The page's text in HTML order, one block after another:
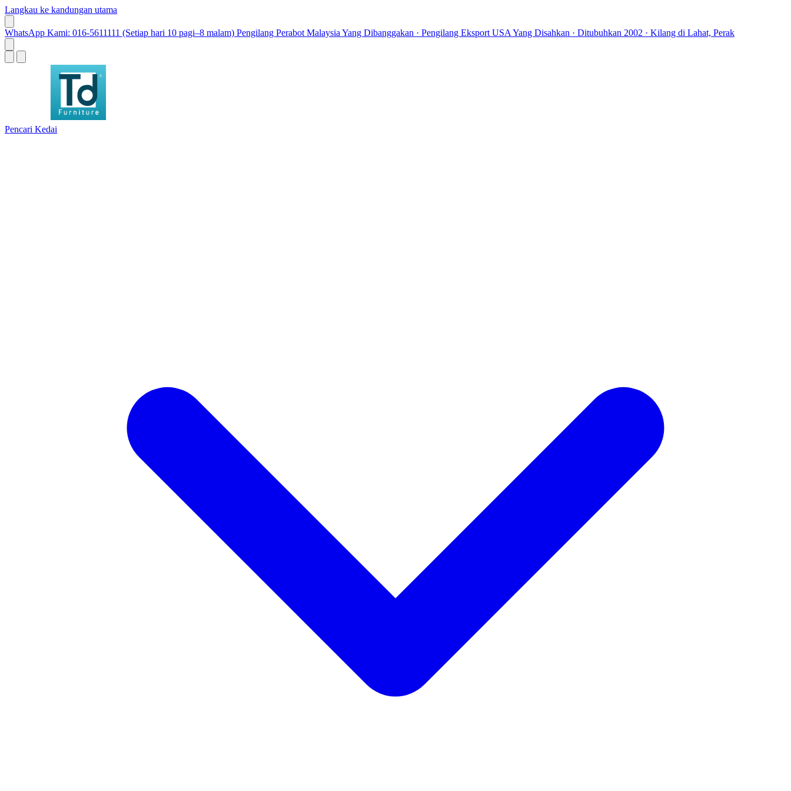
Langkau ke kandungan utama
WhatsApp Kami: 016-5611111 (Setiap hari 10 pagi–8 malam) Pengilang Perabot Malaysia Yang Dibanggakan · Pengilang Eksport USA Yang Disahkan · Ditubuhkan 2002 · Kilang di Lahat, Perak
Pencari Kedai